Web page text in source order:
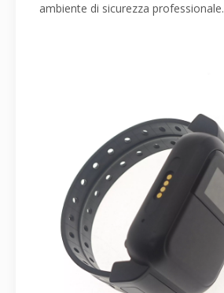
ambiente di sicurezza professionale.